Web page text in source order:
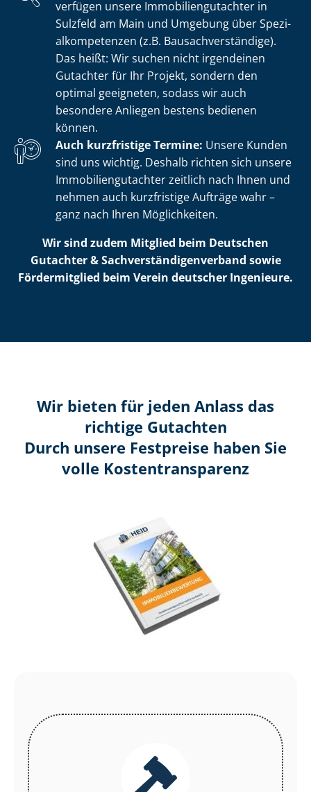
verfügen unsere Im­mo­bi­li­en­gut­ach­ter in
Sulzfeld am Main und Umgebung über Spe­zi­
al­kom­pe­ten­zen (z.B. Bau­sach­ver­stän­di­ge).
Das heißt: Wir suchen nicht irgendeinen
Gutachter für Ihr Projekt, sondern den
optimal geeigneten, sodass wir auch
besondere Anliegen bestens bedienen
können.
Auch kurzfristige Termine: Unsere Kunden
sind uns wichtig. Deshalb richten sich unsere
Im­mo­bi­li­en­gut­ach­ter zeitlich nach Ihnen und
nehmen auch kurzfristige Aufträge wahr –
ganz nach Ihren Möglichkeiten.
Wir sind zudem Mitglied beim Deutschen
Gutachter & Sach­ver­stän­di­gen­ver­band sowie
Fördermitglied beim Verein deutscher Ingenieure.
Wir bieten für jeden Anlass das
richtige Gutachten
Durch unsere Festpreise haben Sie
volle Kosten­transparenz